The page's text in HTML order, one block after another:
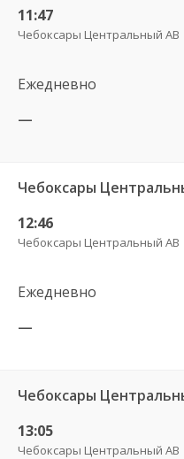
11:47
Чебоксары Центральный АВ
Ежедневно
—
12:46
Чебоксары Центральный АВ
Ежедневно
—
13:05
Чебоксары Центральный АВ